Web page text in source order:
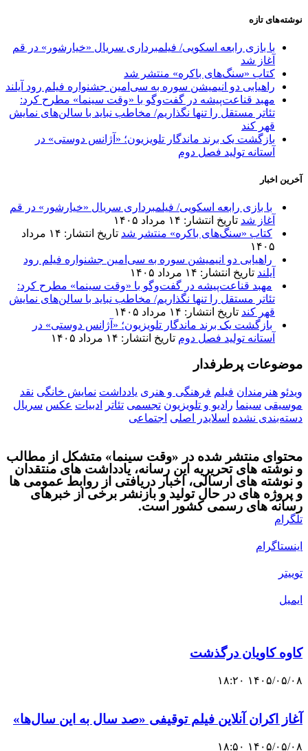
نوشته‌های تازه
با بازی رابعه اسکویی/ فیلمبرداری سریال «خیارشور» در قم
آغاز شد
کتاب «سنگ‌های باکره» منتشر شد
راهیابی دو انیمیشن سوره به سی‌امین جشنواره فیلم رود آیلند
مهبد قناعت‌پیشه در گفت‌وگو با «وقت سینما» مطرح کرد:
تئاتر مستقل را تنها نگذاریم/ مخاطب نباید با سالن‌های نمایش
قهر کند
بازگشت یک برند ماندگار تلویزیون؛ «آژانس دوستی» در
آستانه تولید فصل دوم
آخرین اخبار
با بازی رابعه اسکویی/ فیلمبرداری سریال «خیارشور» در قم
آغاز شد تاریخ انتشار: ۱۴ مرداد ۱۴۰۵
کتاب «سنگ‌های باکره» منتشر شد
تاریخ انتشار: ۱۴ مرداد
۱۴۰۵
راهیابی دو انیمیشن سوره به سی‌امین جشنواره فیلم رود
آیلند تاریخ انتشار: ۱۴ مرداد ۱۴۰۵
مهبد قناعت‌پیشه در گفت‌وگو با «وقت سینما» مطرح کرد:
تئاتر مستقل را تنها نگذاریم/ مخاطب نباید با سالن‌های نمایش
قهر کند تاریخ انتشار: ۱۴ مرداد ۱۴۰۵
بازگشت یک برند ماندگار تلویزیون؛ «آژانس دوستی» در
آستانه تولید فصل دوم تاریخ انتشار: ۱۴ مرداد ۱۴۰۵
موضوعات پرطرفدار
ویدئو هنرمندان فیلم فرهنگی و هنری یادداشت نمایش خانگی نقد
موسیقی سینما رادیو و تلویزیون تجسمی تئاتر ادبیات عکس سریال
دسته‌بندی نشده اسلایدر اصلی اجتماعی
محتوای منتشر شده در «وقت سینما» متشکل از مطالب
و نوشته های تحریریه این رسانه، یادداشت های منتقدان
و نوشته های ارسالی، اخبار دریافتی از روابط عمومی ها
و پروژه های در حال تولید و بازنشر برخی از خبرهای
رسانه های رسمی کشور است.
تلگرام
اینستاگرام
توییتر
ایمیل
کاوه کاویان درگذشت
۱۴۰۵/۰۵/۰۸ ۱۸:۲۰
آغاز اکران آنلاین فیلم توقیفی «صد سال به این سال‌ها»
۱۴۰۵/۰۵/۰۸ ۱۸:۵۰